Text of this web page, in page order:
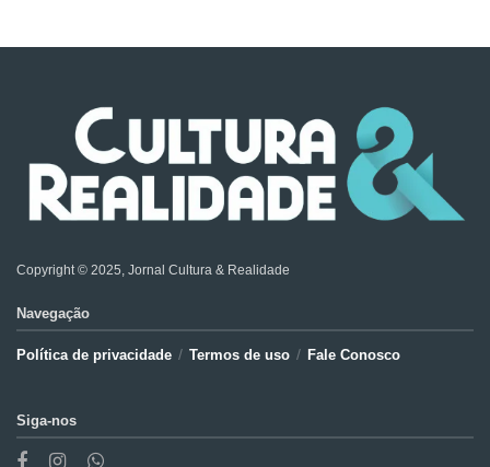
Copyright © 2025, Jornal Cultura & Realidade
Navegação
Política de privacidade Termos de uso Fale Conosco
Siga-nos